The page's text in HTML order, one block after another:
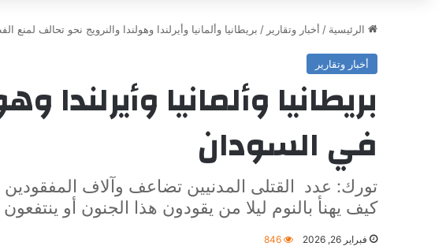
الرئيسية / أخبار وتقارير / بريطانيا وألمانيا وأيرلندا وهولندا والنرويج نحو تحالف لمنع
أخبار وتقارير
بريطانيا وألمانيا
في السودان
كيف يهنأ بالنوم ليلا من يقودون هذا الجنون أو
فبراير 26, 2026 846